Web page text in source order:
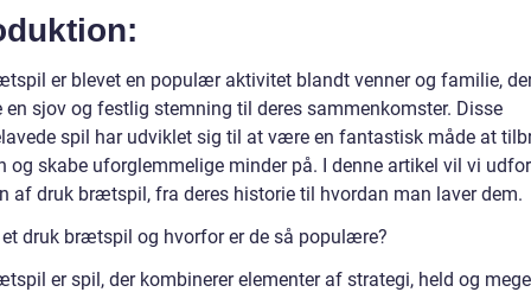
er blevet en populær aktivitet blandt venner og familie,
sjov og festlig stemning til deres sammenkomster. Disse
spil har udviklet sig til at være en fantastisk måde at
og skabe uforglemmelige minder på. I denne artikel vil vi
af druk brætspil, fra deres historie til hvordan man laver dem.
et druk brætspil og hvorfor er de så populære?
er spil, der kombinerer elementer af strategi, held og